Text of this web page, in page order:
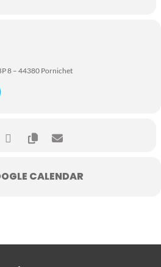
8 – 44380 Pornichet
CALENDAR